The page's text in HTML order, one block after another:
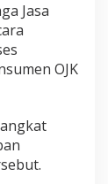
Jasa
OJK